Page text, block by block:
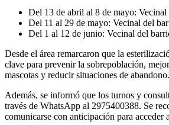
Del 13 de abril al 8 de mayo:
Del 11 al 29 de mayo: Vecinal del
Del 1 al 12 de junio: Vecinal del
Desde el área remarcaron que la
clave para prevenir la sobrepoblación,
mascotas y reducir situaciones de abandono.
Además, se informó que los turnos y
través de WhatsApp al 2975400388. Se
comunicarse con anticipación para acceder